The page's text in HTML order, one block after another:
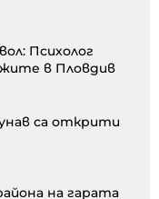
Психолог
в Пловдив
са открити
на гарата